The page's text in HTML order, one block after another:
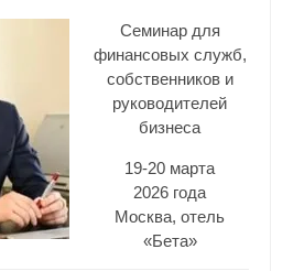
Семинар для
финансовых служб,
собственников и
руководителей
бизнеса
19-20 марта
2026 года
Москва, отель
«Бета»